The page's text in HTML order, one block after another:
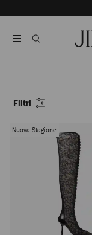
Al
automatica
Filtri
Nuova Stagione